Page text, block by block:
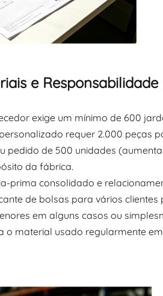
e Responsabilidade
exige um mínimo de 600
requer 2.000 peças
pedido de 500 unidades
da fábrica.
prima consolidado e
de bolsas para vários clientes
em alguns casos ou
material usado regularmente